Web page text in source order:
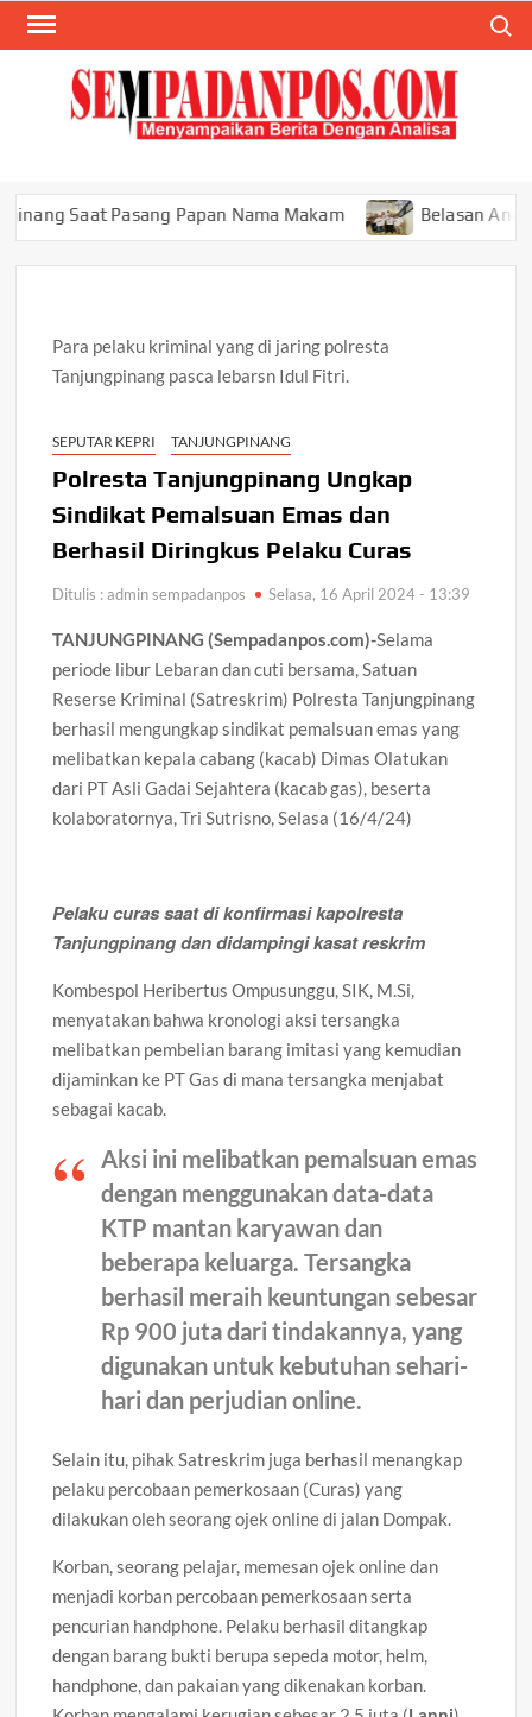
Skip
Saat Pasang Papan Nama Makam Belasan Anggota
Para pelaku kriminal yang di jaring polresta
Tanjungpinang pasca lebarsn Idul Fitri.
SEPUTAR KEPRI TANJUNGPINANG
Polresta Tanjungpinang Ungkap
Sindikat Pemalsuan Emas dan
Berhasil Diringkus Pelaku Curas
Ditulis : admin sempadanpos Selasa, 16 April 2024 - 13:39
TANJUNGPINANG (Sempadanpos.com)-Selama
periode libur Lebaran dan cuti bersama, Satuan
Reserse Kriminal (Satreskrim) Polresta Tanjungpinang
berhasil mengungkap sindikat pemalsuan emas yang
melibatkan kepala cabang (kacab) Dimas Olatukan
dari PT Asli Gadai Sejahtera (kacab gas), beserta
kolaboratornya, Tri Sutrisno, Selasa (16/4/24)
Pelaku curas saat di konfirmasi kapolresta
Tanjungpinang dan didampingi kasat reskrim
Kombespol Heribertus Ompusunggu, SIK, M.Si,
menyatakan bahwa kronologi aksi tersangka
melibatkan pembelian barang imitasi yang kemudian
dijaminkan ke PT Gas di mana tersangka menjabat
sebagai kacab.
Aksi ini melibatkan pemalsuan emas
dengan menggunakan data-data
KTP mantan karyawan dan
beberapa keluarga. Tersangka
berhasil meraih keuntungan sebesar
Rp 900 juta dari tindakannya, yang
digunakan untuk kebutuhan sehari-
hari dan perjudian online.
Selain itu, pihak Satreskrim juga berhasil menangkap
pelaku percobaan pemerkosaan (Curas) yang
dilakukan oleh seorang ojek online di jalan Dompak.
Korban, seorang pelajar, memesan ojek online dan
menjadi korban percobaan pemerkosaan serta
pencurian handphone. Pelaku berhasil ditangkap
dengan barang bukti berupa sepeda motor, helm,
handphone, dan pakaian yang dikenakan korban.